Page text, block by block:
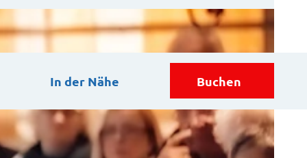
In der Nähe Buchen